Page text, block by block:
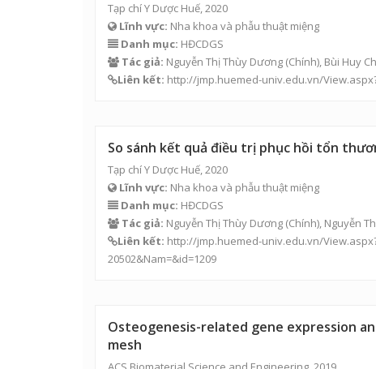
Tạp chí Y Dược Huế, 2020
Lĩnh vực: Nha khoa và phẫu thuật miệng
Danh mục: HĐCDGS
Tác giả: Nguyễn Thị Thùy Dương (Chính), Bùi Huy
Liên kết: http://jmp.huemed-univ.edu.vn/
So sánh kết quả điều trị phục hồi tổn
Tạp chí Y Dược Huế, 2020
Lĩnh vực: Nha khoa và phẫu thuật miệng
Danh mục: HĐCDGS
Tác giả: Nguyễn Thị Thùy Dương (Chính), Nguyễn
Liên kết: http://jmp.huemed-univ.edu.vn/
20502&Nam=&id=1209
Osteogenesis-related gene expression
mesh